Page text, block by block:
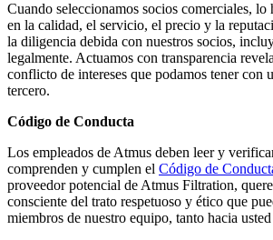
Cuando seleccionamos socios comerciales, lo
en la calidad, el servicio, el precio y la
la diligencia debida con nuestros socios,
legalmente. Actuamos con transparencia
conflicto de intereses que podamos tener con
tercero.
Código de Conducta
Los empleados de Atmus deben leer y
comprenden y cumplen el Código de
proveedor potencial de Atmus Filtration,
consciente del trato respetuoso y ético que
miembros de nuestro equipo, tanto hacia